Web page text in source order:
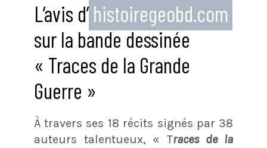
L’avis d’ histoiregeobd.com
sur la bande dessinée
« Traces de la Grande
Guerre »
À travers ses 18 récits signés par 38
auteurs talentueux, « Traces de la